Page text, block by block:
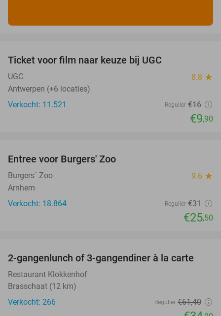
Ticket voor film naar keuze bij UGC
UGC 8.8 star
Antwerpen (+6 locaties)
Verkocht: 11.521
Regulier €16
€9,90
Entree voor Burgers' Zoo
Burgers´ Zoo 9.6 star
Arnhem
Verkocht: 18.864
Regulier €31
€25,50
43%
2-gangenlunch of 3-gangendiner à la carte
Restaurant Klokkenhof
Brasschaat (12 km)
Verkocht: 266
Regulier €61,40